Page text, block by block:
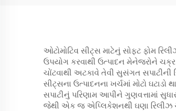
ઓટોમોટિવ સીટ્સ માટેનું સોફ્ટ ફોમ
ઉપયોગ કરવાથી ઉત્પાદન મેનેજરોને
ચોંટવાથી અટકાવે તેવી સુસંગત સપાટીની
સીટ્સના ઉત્પાદનના ખર્ચમાં મોટો
સપાટીનું પરિણામ આપીને ગુણવત્તામાં
જેથી એક જ એપ્લિકેશનથી ઘણા રિલીઝ